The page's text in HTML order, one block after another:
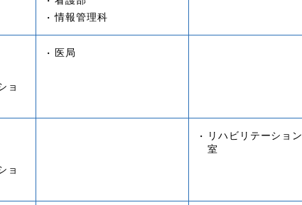
情報管理科
ョ
医局
ョ
リハビリテーション
室